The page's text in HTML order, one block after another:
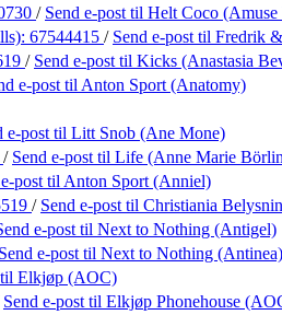
/ Send e-post til Helt Coco (Amuse
67544415 / Send e-post til Fredrik
/ Send e-post til Kicks (Anastasia
e-post til Anton Sport (Anatomy)
e-post til Litt Snob (Ane Mone)
/ Send e-post til Life (Anne Marie
post til Anton Sport (Anniel)
/ Send e-post til Christiania
e-post til Next to Nothing (Antigel)
Send e-post til Next to Nothing (Antinea)
til Elkjøp (AOC)
Send e-post til Elkjøp Phonehouse